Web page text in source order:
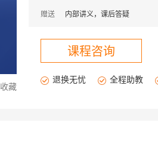
收藏
赠送
内部讲义，课后答疑
课程咨询
退换无忧 全程助教
武大3楼 武大4楼
汉阳 枫叶 南湖